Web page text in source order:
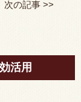
次の記事 >>
活用